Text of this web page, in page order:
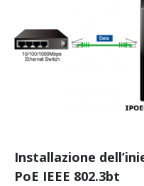
Installazione
PoE IEEE 802.3bt